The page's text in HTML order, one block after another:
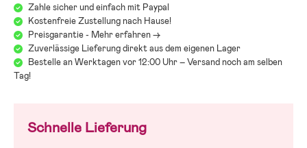
Zahle sicher und einfach mit Paypal
Kostenfreie Zustellung nach Hause!
Preisgarantie - Mehr erfahren ->
Zuverlässige Lieferung direkt aus dem eigenen Lager
Bestelle an Werktagen vor 12:00 Uhr – Versand noch am selben
Tag!
Schnelle Lieferung